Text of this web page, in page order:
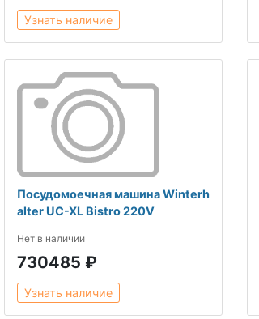
Узнать наличие
Посудомоечная машина Winterh
alter UC-XL Bistro 220V
Нет в наличии
730485 ₽
Узнать наличие